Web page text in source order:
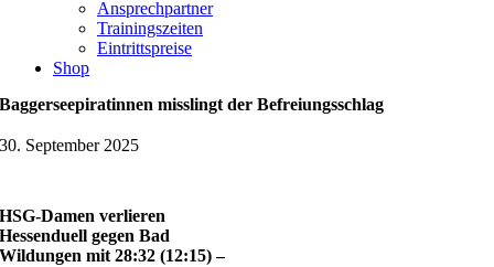
Ansprechpartner
Trainingszeiten
Eintrittspreise
Shop
Baggerseepiratinnen misslingt der Befreiungsschlag
30. September 2025
HSG-Damen verlieren
Hessenduell gegen Bad
Wildungen mit 28:32 (12:15) –